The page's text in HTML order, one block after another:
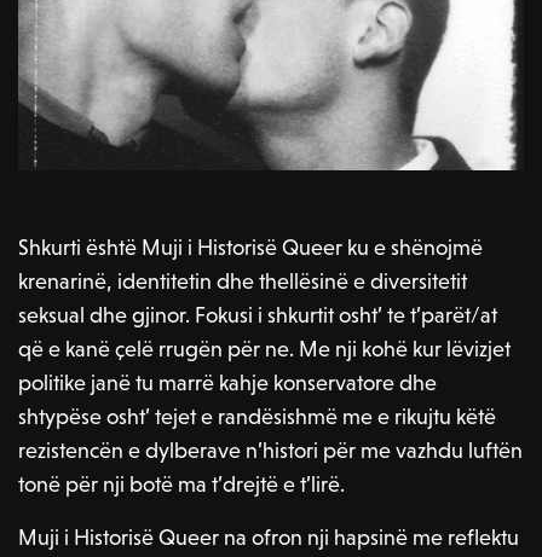
Shkurti është Muji i Historisë Queer ku e shënojmë
krenarinë, identitetin dhe thellësinë e diversitetit
seksual dhe gjinor. Fokusi i shkurtit osht’ te t’parët/at
që e kanë çelë rrugën për ne. Me nji kohë kur lëvizjet
politike janë tu marrë kahje konservatore dhe
shtypëse osht’ tejet e randësishmë me e rikujtu këtë
rezistencën e dylberave n’histori për me vazhdu luftën
tonë për nji botë ma t’drejtë e t’lirë.
Muji i Historisë Queer na ofron nji hapsinë me reflektu